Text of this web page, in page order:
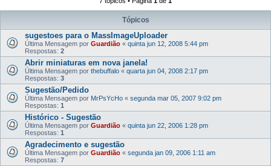
i
Tópicos
sugestoes para o MassImageUploader
Última Mensagem por Guardião « quinta jun 12, 2008 5:44 pm
Respostas: 2
Abrir miniaturas em nova janela!
Última Mensagem por thebuffalo « quarta jun 04, 2008 2:17 pm
Respostas: 3
Sugestão/Pedido
Última Mensagem por MrPsYcHo « segunda mar 05, 2007 9:02 pm
Respostas: 1
Histórico - Sugestão
Última Mensagem por Guardião « quinta jun 22, 2006 1:28 pm
Respostas: 1
Agradecimento e sugestão
Última Mensagem por Guardião « segunda jan 09, 2006 1:11 am
Respostas: 7